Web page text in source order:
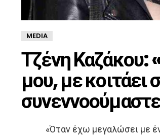
MEDIA
Τζένη Καζάκου:
μου, με κοιτάει
«Όταν έχω μεγαλώσει με